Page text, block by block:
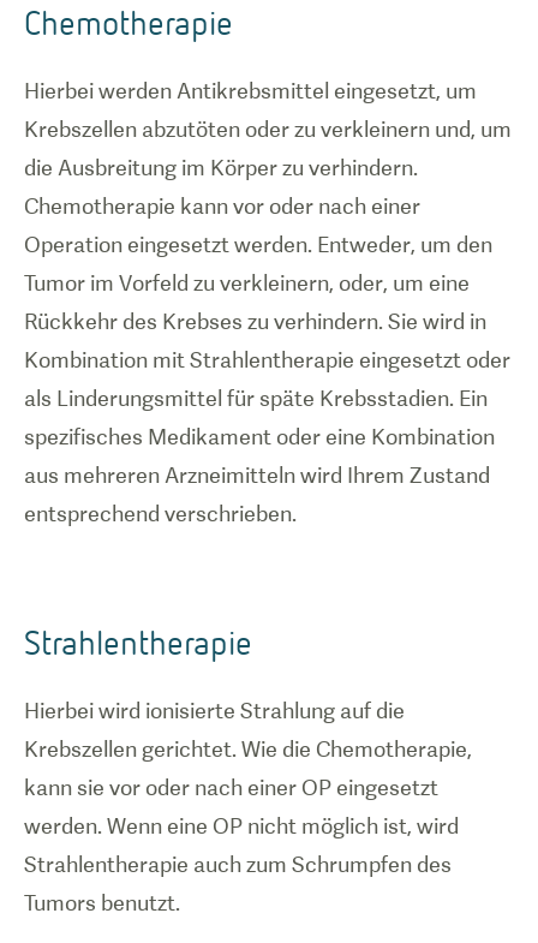
Chemotherapie
Hierbei werden Antikrebsmittel eingesetzt, um
Krebszellen abzutöten oder zu verkleinern und, um
die Ausbreitung im Körper zu verhindern.
Chemotherapie kann vor oder nach einer
Operation eingesetzt werden. Entweder, um den
Tumor im Vorfeld zu verkleinern, oder, um eine
Rückkehr des Krebses zu verhindern. Sie wird in
Kombination mit Strahlentherapie eingesetzt oder
als Linderungsmittel für späte Krebsstadien. Ein
spezifisches Medikament oder eine Kombination
aus mehreren Arzneimitteln wird Ihrem Zustand
entsprechend verschrieben.
Strahlentherapie
Hierbei wird ionisierte Strahlung auf die
Krebszellen gerichtet. Wie die Chemotherapie,
kann sie vor oder nach einer OP eingesetzt
werden. Wenn eine OP nicht möglich ist, wird
Strahlentherapie auch zum Schrumpfen des
Tumors benutzt.